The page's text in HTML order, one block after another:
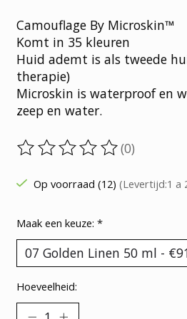
Camouflage By Microskin™
Komt in 35 kleuren
Huid ademt is als tweede
therapie)
Microskin is waterproof en
zeep en water.
De beoordeling van dit
(0)
Op voorraad (12) (Levertijd:1 a
Maak een keuze: *
Hoeveelheid: